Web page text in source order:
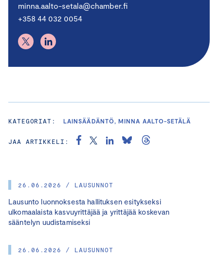
26.06.2026 / LAUSUNNOT
Lausunto luonnoksesta hallituksen esitykseksi
ulkomaalaista kasvuyrittäjää ja yrittäjää koskevan
sääntelyn uudistamiseksi
26.06.2026 / LAUSUNNOT
minna.aalto-setala@chamber.fi
+358 44 032 0054
KATEGORIAT: LAINSÄÄDÄNTÖ, MINNA AALTO-SETÄLÄ
JAA ARTIKKELI: